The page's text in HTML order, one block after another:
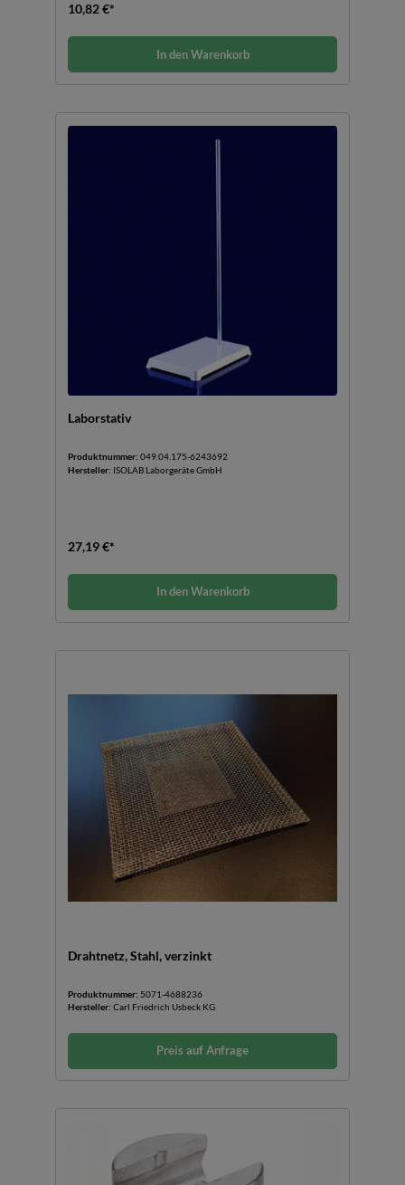
10,82 €*
In den Warenkorb
Laborstativ
Produktnummer: 049.04.175-6243692
Hersteller: ISOLAB Laborgeräte GmbH
27,19 €*
In den Warenkorb
Drahtnetz, Stahl, verzinkt
Produktnummer: 5071-4688236
Hersteller: Carl Friedrich Usbeck KG
Preis auf Anfrage